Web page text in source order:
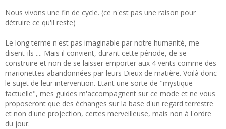
Nous vivons une fin de cycle. (ce n'est pas une raison pour
détruire ce qu'il reste)
Le long terme n'est pas imaginable par notre humanité, me
disent-ils .... Mais il convient, durant cette période, de se
construire et non de se laisser emporter aux 4 vents comme des
marionettes abandonnées par leurs Dieux de matière. Voilà donc
le sujet de leur intervention. Etant une sorte de "mystique
factuelle", mes guides m'accompagnent sur ce mode et ne vous
proposeront que des échanges sur la base d'un regard terrestre
et non d'une projection, certes merveilleuse, mais non à l'ordre
du jour.